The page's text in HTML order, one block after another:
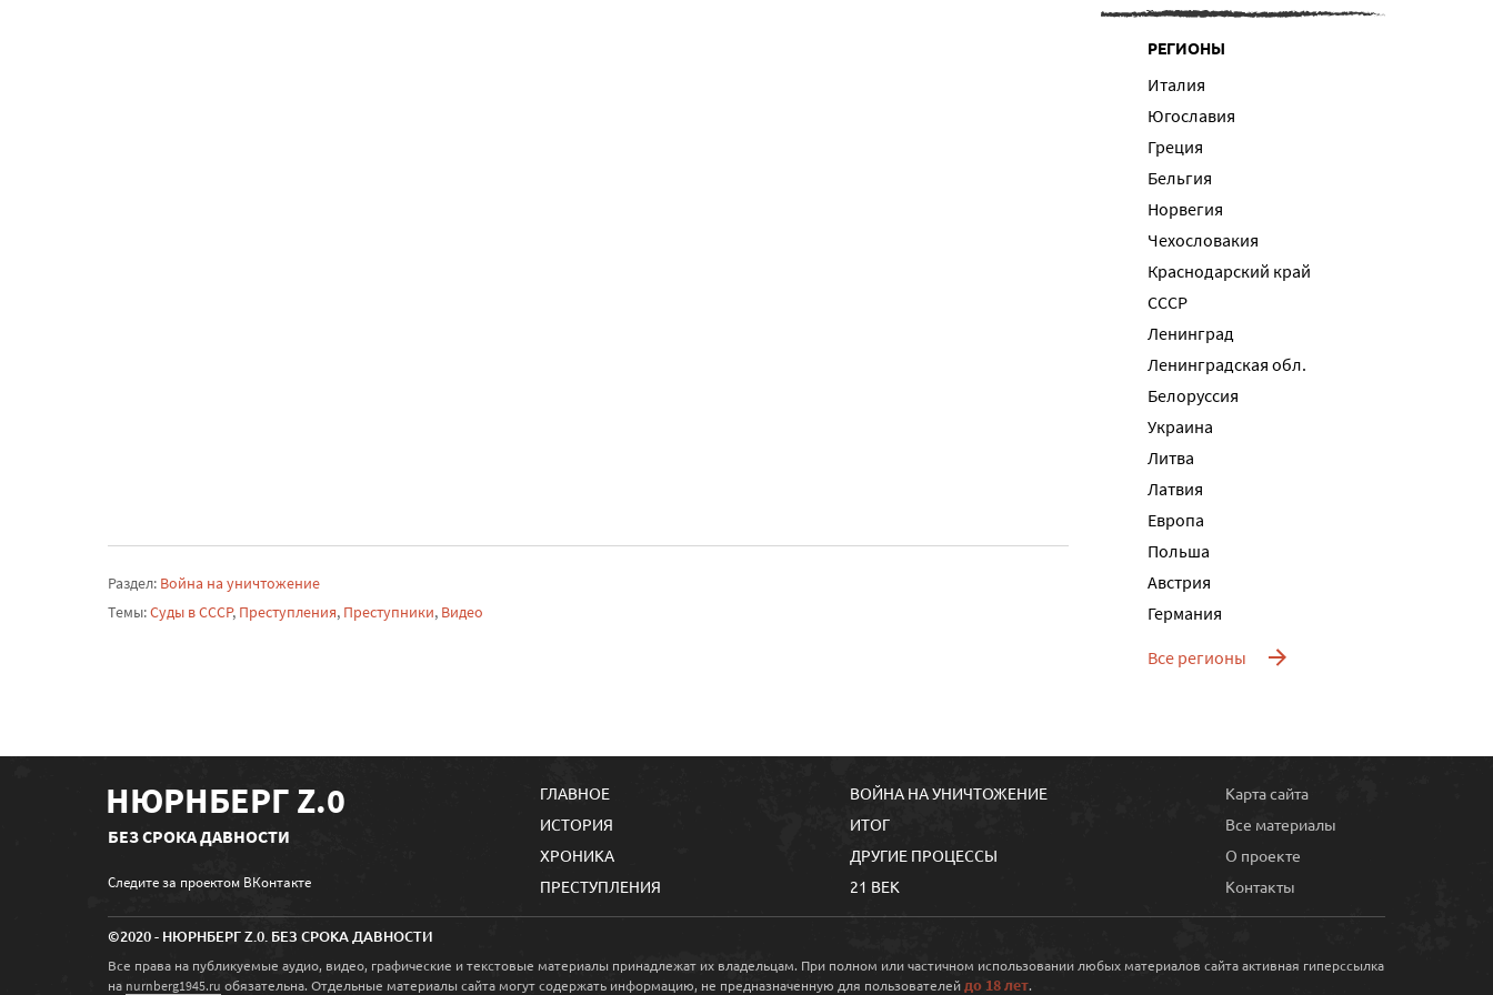
Раздел: Война на уничтожение
Темы:Суды в СССР, Преступления, Преступники, Видео
РЕГИОНЫ
Италия
Югославия
Греция
Бельгия
Норвегия
Чехословакия
Краснодарский край
СССР
Ленинград
Ленинградская обл.
Белоруссия
Украина
Литва
Латвия
Европа
Польша
Австрия
Германия
Все регионы
НЮРНБЕРГ Z.0
БЕЗ СРОКА ДАВНОСТИ
Следите за проектом ВКонтакте
ГЛАВНОЕ
ИСТОРИЯ
ХРОНИКА
ПРЕСТУПЛЕНИЯ
ВОЙНА НА УНИЧТОЖЕНИЕ
ИТОГ
ДРУГИЕ ПРОЦЕССЫ
21 ВЕК
Карта сайта
Все материалы
О проекте
Контакты
©2020 - НЮРНБЕРГ Z.0. БЕЗ СРОКА ДАВНОСТИ
Все права на публикуемые аудио, видео, графические и текстовые материалы принадлежат их владельцам. При полном или частичном использовании любых материалов сайта активная гиперссылка
на nurnberg1945.ru обязательна. Отдельные материалы сайта могут содержать информацию, не предназначенную для пользователейдо 18 лет.